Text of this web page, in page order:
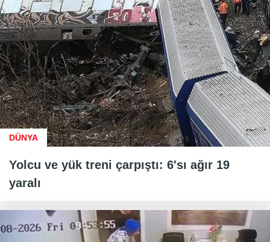
DÜNYA
Yolcu ve yük treni çarpıştı: 6'sı ağır 19
yaralı